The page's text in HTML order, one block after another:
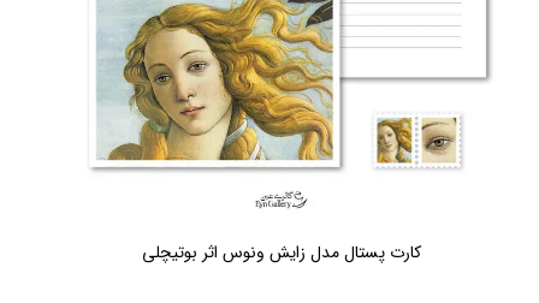
کارت پستال مدل زایش ونوس اثر بوتیچلی